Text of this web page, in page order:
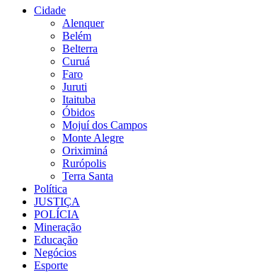
Cidade
Alenquer
Belém
Belterra
Curuá
Faro
Juruti
Itaituba
Óbidos
Mojuí dos Campos
Monte Alegre
Oriximiná
Rurópolis
Terra Santa
Política
JUSTIÇA
POLÍCIA
Mineração
Educação
Negócios
Esporte